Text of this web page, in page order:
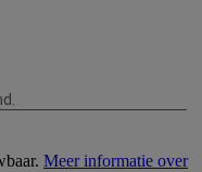
Meer informatie over